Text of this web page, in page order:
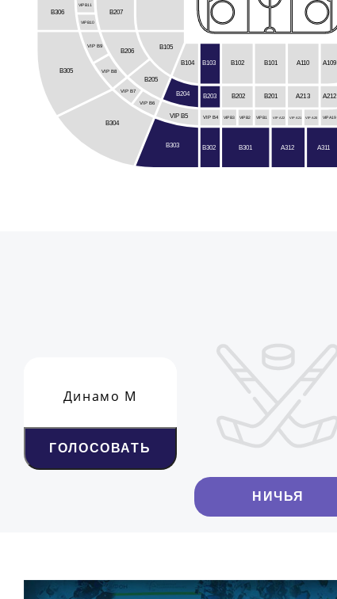
A109
B103
B104
B105
A212
B203
B204
B205
B206
B207
A311
B302
B303
B304
B305
B306
VIP A19
VIP B4
VIP B5
VIP B6
VIP B7
VIP B8
VIP B9
VIP B10
VIP B11
B301 A312
VIP B3 VIP B2 VIP B1 VIP A22 VIP A21 VIP A20
B201
B202 A213
B102 B101 A110
Динамо М
ГОЛОСОВАТЬ
НИЧЬЯ